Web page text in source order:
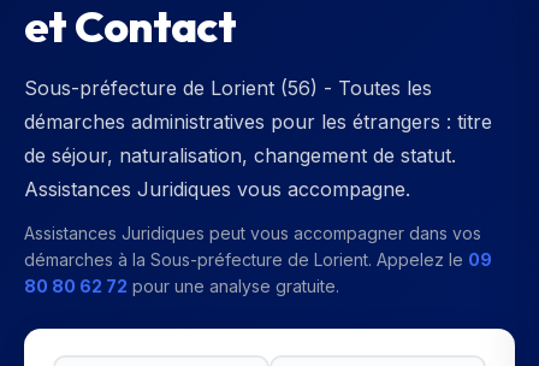
et Contact
Sous-préfecture de Lorient (56) - Toutes les
démarches administratives pour les étrangers : titre
de séjour, naturalisation, changement de statut.
Assistances Juridiques vous accompagne.
Assistances Juridiques peut vous accompagner dans vos
démarches à la Sous-préfecture de Lorient. Appelez le 09
80 80 62 72 pour une analyse gratuite.